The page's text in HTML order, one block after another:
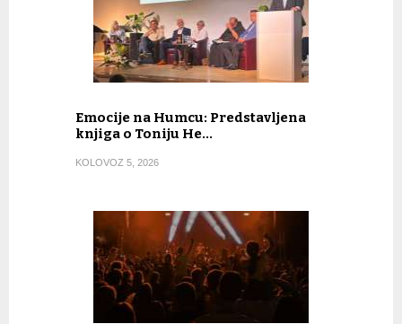
Emocije na Humcu: Predstavljena
knjiga o Toniju He…
KOLOVOZ 5, 2026